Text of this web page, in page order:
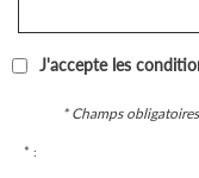
J'accepte les
* Champs obligatoires
* :